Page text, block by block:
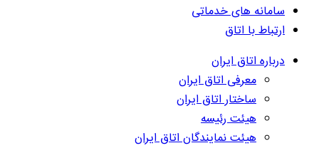
سامانه های خدماتی
ارتباط با اتاق
درباره اتاق ایران
معرفی اتاق ایران
ساختار اتاق ایران
هیئت رئیسه
هیئت نمایندگان اتاق ایران